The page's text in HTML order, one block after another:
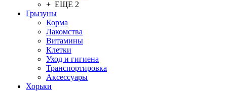
+ ЕЩЕ 2
Грызуны
Корма
Лакомства
Витамины
Клетки
Уход и гигиена
Транспортировка
Аксессуары
Хорьки